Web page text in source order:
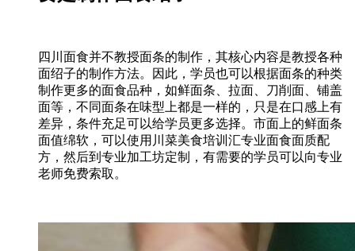
四川面食并不教授面条的制作，其核心内容是教授各种
面绍子的制作方法。因此，学员也可以根据面条的种类
制作更多的面食品种，如鲜面条、拉面、刀削面、铺盖
面等，不同面条在味型上都是一样的，只是在口感上有
差异，条件充足可以给学员更多选择。市面上的鲜面条
面值绵软，可以使用川菜美食培训汇专业面食面质配
方，然后到专业加工坊定制，有需要的学员可以向专业
老师免费索取。